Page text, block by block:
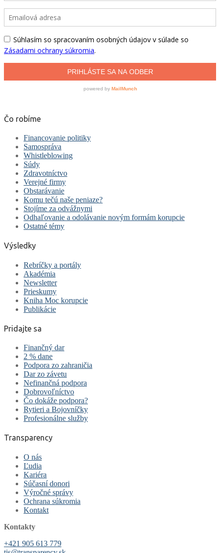
Čo robíme
Financovanie politiky
Samospráva
Whistleblowing
Súdy
Zdravotníctvo
Verejné firmy
Obstarávanie
Komu tečú naše peniaze?
Stojíme za odvážnymi
Odhaľovanie a odolávanie novým formám korupcie
Ostatné témy
Výsledky
Rebríčky a portály
Akadémia
Newsletter
Prieskumy
Kniha Moc korupcie
Publikácie
Pridajte sa
Finančný dar
2 % dane
Podpora zo zahraničia
Dar zo závetu
Nefinančná podpora
Dobrovoľníctvo
Čo dokáže podpora?
Rytieri a Bojovníčky
Profesionálne služby
Transparency
O nás
Ľudia
Kariéra
Súčasní donori
Výročné správy
Ochrana súkromia
Kontakt
Kontakty
+421 905 613 779